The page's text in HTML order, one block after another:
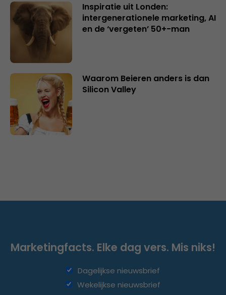
Inspiratie uit Londen:
intergenerationele marketing, AI
en de ‘vergeten’ 50+-man
Waarom Beieren anders is dan
Silicon Valley
Marketingfacts. Elke dag vers. Mis niks!
Dagelijkse nieuwsbrief
Wekelijkse nieuwsbrief